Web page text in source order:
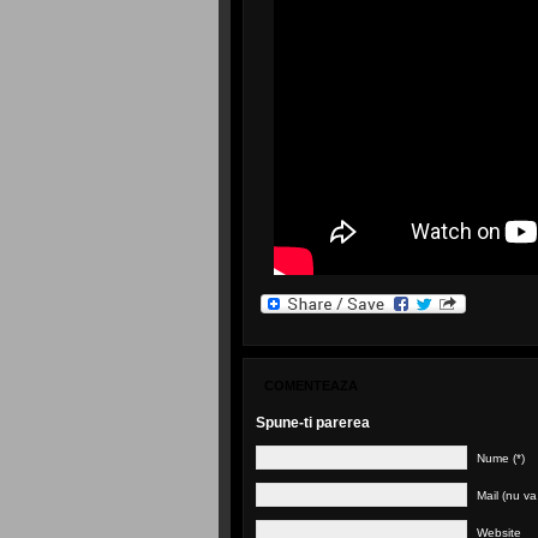
Spune-ti parerea
Nume (*)
Mail (nu
Website